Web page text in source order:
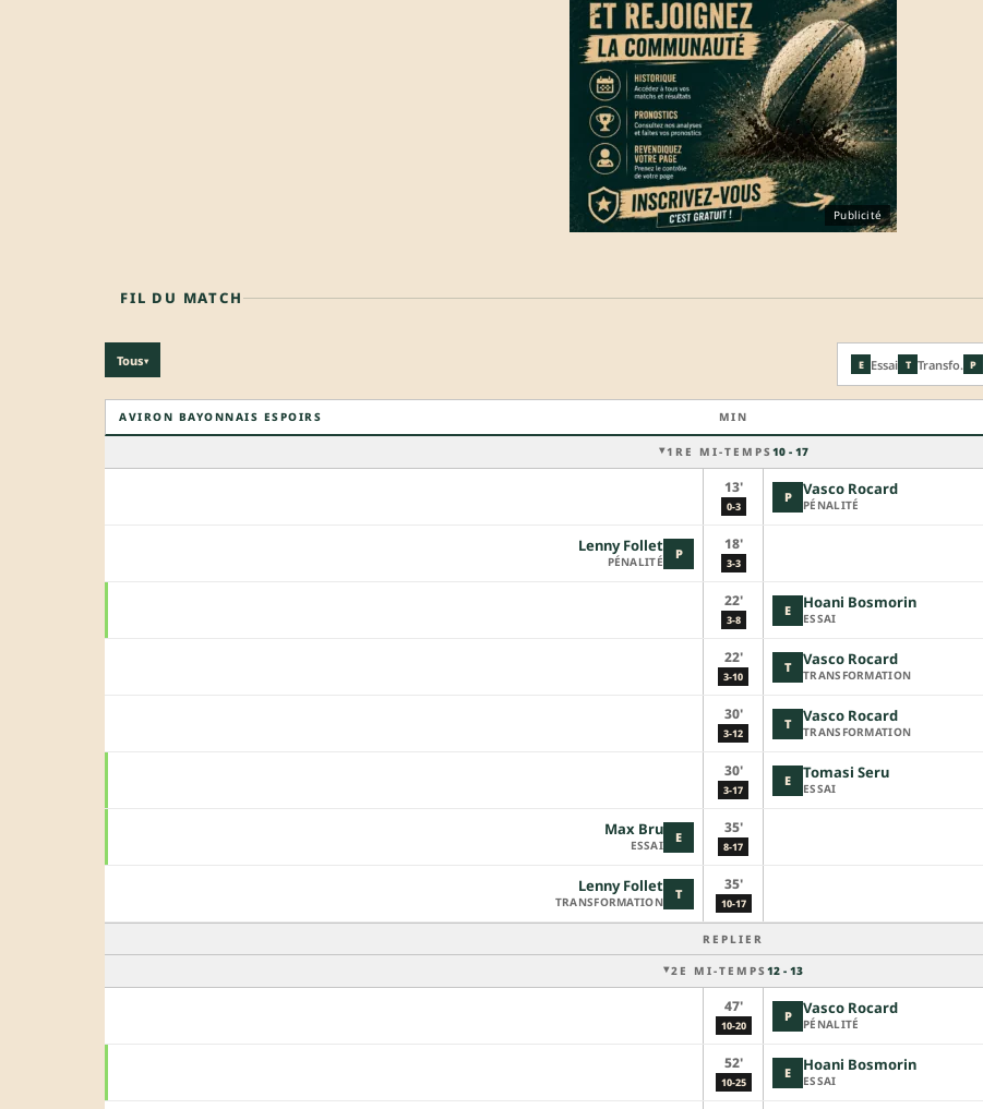
Publicité
FIL DU MATCH
Tous▾ E Essai T Transfo. P
AVIRON BAYONNAIS ESPOIRS MIN
1RE MI-TEMPS 10 - 17
13'
0-3
P Vasco Rocard
PÉNALITÉ
P
Lenny Follet
PÉNALITÉ
18'
3-3
22'
3-8
E Hoani Bosmorin
ESSAI
22'
3-10
T Vasco Rocard
TRANSFORMATION
30'
3-12
T Vasco Rocard
TRANSFORMATION
30'
3-17
E Tomasi Seru
ESSAI
E
Max Bru
ESSAI
35'
8-17
T
Lenny Follet
TRANSFORMATION
35'
10-17
REPLIER
2E MI-TEMPS 12 - 13
47'
10-20
P Vasco Rocard
PÉNALITÉ
52'
10-25
E Hoani Bosmorin
ESSAI